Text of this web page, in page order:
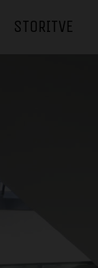
STORITVE